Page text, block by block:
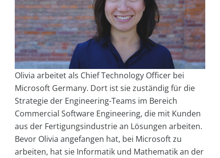
Olivia arbeitet als Chief Technology Officer bei
Microsoft Germany. Dort ist sie zuständig für die
Strategie der Engineering-Teams im Bereich
Commercial Software Engineering, die mit Kunden
aus der Fertigungsindustrie an Lösungen arbeiten.
Bevor Olivia angefangen hat, bei Microsoft zu
arbeiten, hat sie Informatik und Mathematik an der